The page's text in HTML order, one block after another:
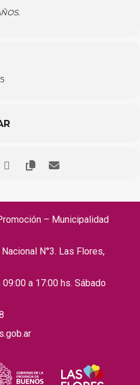
– Municipalidad
N°3. Las Flores,
a 17:00 hs. Sábado